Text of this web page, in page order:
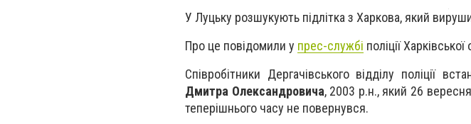
У Луцьку розшукують підлітка з Харкова, який
Про це повідомили у прес-службі поліції Харківської
Співробітники Дергачівського відділу поліції
Дмитра Олександровича, 2003 р.н., який 26
теперішнього часу не повернувся.